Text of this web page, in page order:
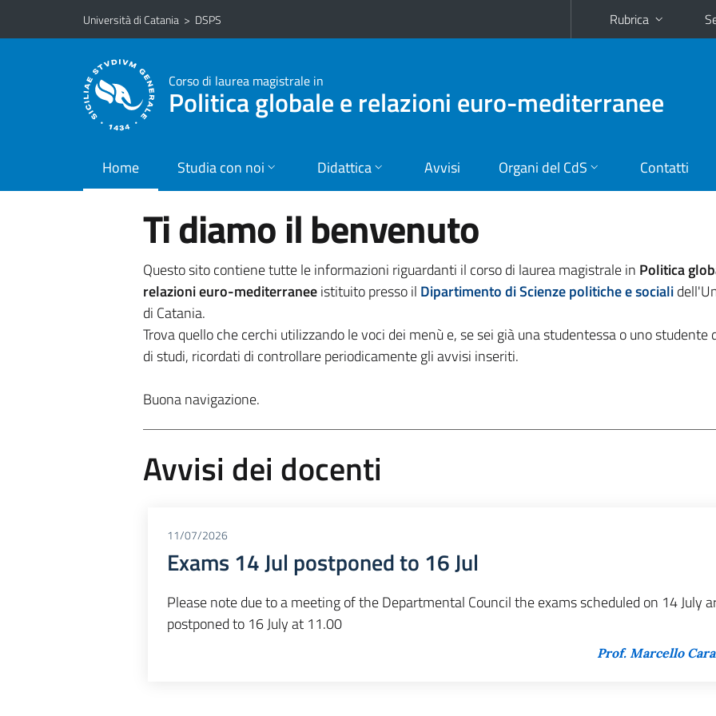
Vai al contenuto principale
Vai al menu di navigazione
Università di Catania > DSPS Rubrica
Corso di laurea magistrale in
Politica globale e relazioni euro-mediterranee
Home Studia con noi Didattica Avvisi Organi del CdS Contatti
Ti diamo il benvenuto
Questo sito contiene tutte le informazioni riguardanti il corso di laurea magistrale in Politica
relazioni euro-mediterraneeistituito presso il Dipartimento di Scienze politiche e sociali
di Catania.
Trova quello che cerchi utilizzando le voci dei menù e, se sei già una studentessa o uno studente
di studi, ricordati di controllare periodicamente gli avvisi inseriti.
Buona navigazione.
Avvisi dei docenti
11/07/2026
Exams 14 Jul postponed to 16 Jul
Please note due to a meeting of the Departmental Council the exams scheduled on 14 July
postponed to 16 July at 11.00
Prof. Marcello